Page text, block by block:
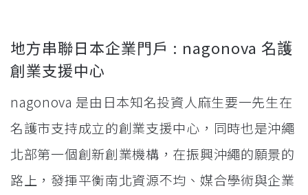
地方串聯日本企業門戶 : nagonova 名護
創業支援中心
nagonova 是由日本知名投資人麻生要一先生在
名護市支持成立的創業支援中心，同時也是沖繩
北部第一個創新創業機構，在振興沖繩的願景的
路上，發揮平衡南北資源不均、媒合學術與企業